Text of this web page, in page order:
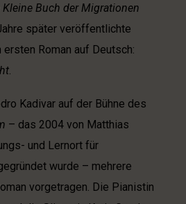
Kleine Buch der Migrationen
später veröffentlichte
Roman auf Deutsch:
.
Kadivar auf der Bühne des
– das 2004 von Matthias
und Lernort für
wurde – mehrere
vorgetragen. Die Pianistin